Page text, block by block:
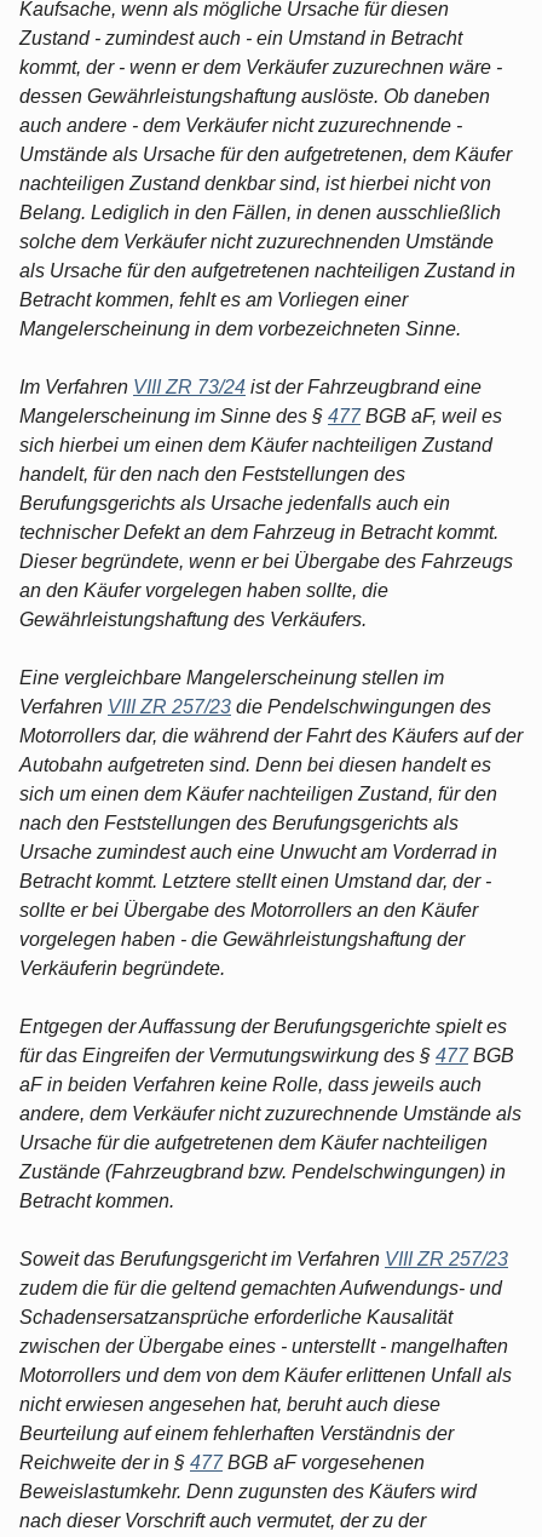
Kaufsache, wenn als mögliche Ursache für diesen
Zustand - zumindest auch - ein Umstand in Betracht
kommt, der - wenn er dem Verkäufer zuzurechnen wäre -
dessen Gewährleistungshaftung auslöste. Ob daneben
auch andere - dem Verkäufer nicht zuzurechnende -
Umstände als Ursache für den aufgetretenen, dem Käufer
nachteiligen Zustand denkbar sind, ist hierbei nicht von
Belang. Lediglich in den Fällen, in denen ausschließlich
solche dem Verkäufer nicht zuzurechnenden Umstände
als Ursache für den aufgetretenen nachteiligen Zustand in
Betracht kommen, fehlt es am Vorliegen einer
Mangelerscheinung in dem vorbezeichneten Sinne.
Im Verfahren VIII ZR 73/24 ist der Fahrzeugbrand eine
Mangelerscheinung im Sinne des § 477BGB aF, weil es
sich hierbei um einen dem Käufer nachteiligen Zustand
handelt, für den nach den Feststellungen des
Berufungsgerichts als Ursache jedenfalls auch ein
technischer Defekt an dem Fahrzeug in Betracht kommt.
Dieser begründete, wenn er bei Übergabe des Fahrzeugs
an den Käufer vorgelegen haben sollte, die
Gewährleistungshaftung des Verkäufers.
Eine vergleichbare Mangelerscheinung stellen im
Verfahren VIII ZR 257/23 die Pendelschwingungen des
Motorrollers dar, die während der Fahrt des Käufers auf der
Autobahn aufgetreten sind. Denn bei diesen handelt es
sich um einen dem Käufer nachteiligen Zustand, für den
nach den Feststellungen des Berufungsgerichts als
Ursache zumindest auch eine Unwucht am Vorderrad in
Betracht kommt. Letztere stellt einen Umstand dar, der -
sollte er bei Übergabe des Motorrollers an den Käufer
vorgelegen haben - die Gewährleistungshaftung der
Verkäuferin begründete.
Entgegen der Auffassung der Berufungsgerichte spielt es
für das Eingreifen der Vermutungswirkung des § 477BGB
aF in beiden Verfahren keine Rolle, dass jeweils auch
andere, dem Verkäufer nicht zuzurechnende Umstände als
Ursache für die aufgetretenen dem Käufer nachteiligen
Zustände (Fahrzeugbrand bzw. Pendelschwingungen) in
Betracht kommen.
Soweit das Berufungsgericht im Verfahren VIII ZR 257/23
zudem die für die geltend gemachten Aufwendungs- und
Schadensersatzansprüche erforderliche Kausalität
zwischen der Übergabe eines - unterstellt - mangelhaften
Motorrollers und dem von dem Käufer erlittenen Unfall als
nicht erwiesen angesehen hat, beruht auch diese
Beurteilung auf einem fehlerhaften Verständnis der
Reichweite der in § 477BGB aF vorgesehenen
Beweislastumkehr. Denn zugunsten des Käufers wird
nach dieser Vorschrift auch vermutet, der zu der